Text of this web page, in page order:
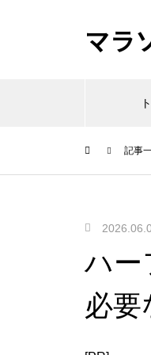
マラ
記事
ハー
必要